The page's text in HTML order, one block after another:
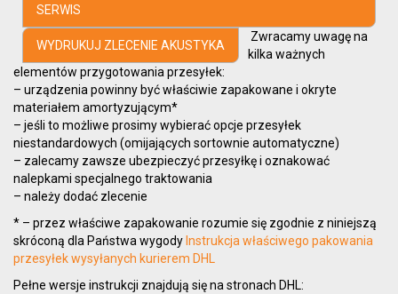
SERWIS
WYDRUKUJ ZLECENIE AKUSTYKA
Zwracamy uwagę na
kilka ważnych
elementów przygotowania przesyłek:
– urządzenia powinny być właściwie zapakowane i okryte
materiałem amortyzującym*
– jeśli to możliwe prosimy wybierać opcje przesyłek
niestandardowych (omijających sortownie automatyczne)
– zalecamy zawsze ubezpieczyć przesyłkę i oznakować
nalepkami specjalnego traktowania
– należy dodać zlecenie
* – przez właściwe zapakowanie rozumie się zgodnie z niniejszą
skróconą dla Państwa wygody Instrukcja właściwego pakowania
przesyłek wysyłanych kurierem DHL
Pełne wersje instrukcji znajdują się na stronach DHL: